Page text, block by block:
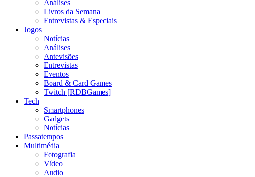
Análises
Livros da Semana
Entrevistas & Especiais
Jogos
Notícias
Análises
Antevisões
Entrevistas
Eventos
Board & Card Games
Twitch [RDBGames]
Tech
Smartphones
Gadgets
Notícias
Passatempos
Multimédia
Fotografia
Vídeo
Audio